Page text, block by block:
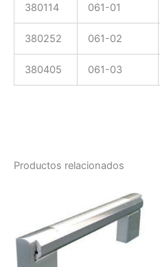
380114 061-01
380252 061-02
380405 061-03
Productos relacionados